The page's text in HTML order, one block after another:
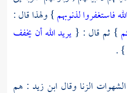
فاستغفروا لذنوبهم} ولهذا قال :
} ثم قال : { يريد الله أن يخفف
} .
الزنا وقال ابن زيد : هم